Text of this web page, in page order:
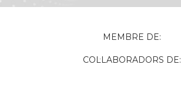
MEMBRE DE:
COL·LABORADORS DE: